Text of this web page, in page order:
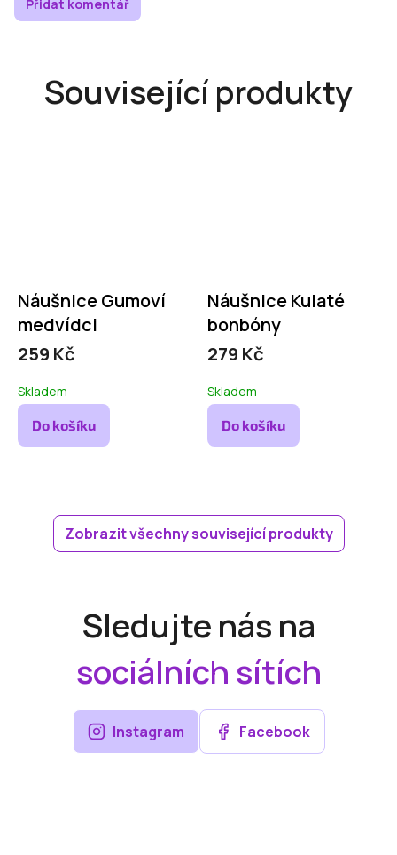
Související produkty
Náušnice Gumoví
medvídci
259 Kč
Skladem
Do košíku
Náušnice Kulaté
bonbóny
279 Kč
Skladem
Do košíku
Zobrazit všechny související produkty
Přidat komentář
Sledujte nás na
sociálních sítích
Instagram Facebook